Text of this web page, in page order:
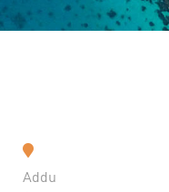
Addu